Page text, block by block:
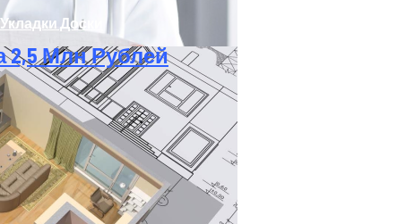
Легких После Вирусной Инфекции
Доски
2,5 Млн Рублей